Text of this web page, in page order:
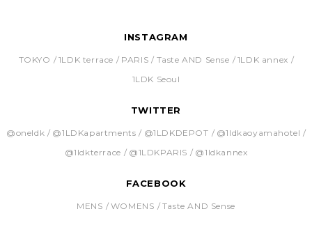
INSTAGRAM
TOKYO 1LDK terrace PARIS Taste AND Sense
1LDK annex
1LDK Seoul
TWITTER
@oneldk @1LDKapartments @1LDKDEPOT
@1ldkaoyamahotel
@1ldkterrace
@1LDKPARIS @1ldkannex
FACEBOOK
MENS WOMENS Taste AND Sense